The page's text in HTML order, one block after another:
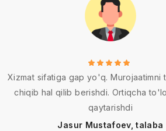
Xizmat sifatiga gap yo'q. Murojaatimni
chiqib hal qilib berishdi. Ortiqcha
qaytarishdi
Jasur Mustafoev, talaba